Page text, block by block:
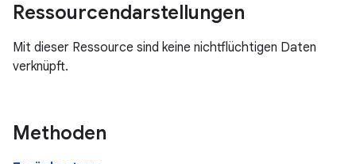
Ressourcendarstellungen
Mit dieser Ressource sind keine nichtflüchtigen Daten
verknüpft.
Methoden